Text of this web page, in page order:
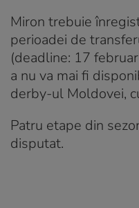
Miron trebuie
perioadei de
(deadline: 17
a nu va mai fi
derby-ul Moldovei,
Patru etape din
disputat.